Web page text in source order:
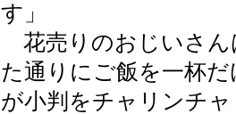
す」
花売りのおじいさん
た通りにご飯を一杯
が小判をチャリンチ